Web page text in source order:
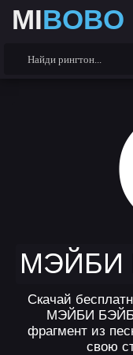
MIBOBO
МЭЙБИ
Скачай
МЭЙБИ
фрагмент из
свою